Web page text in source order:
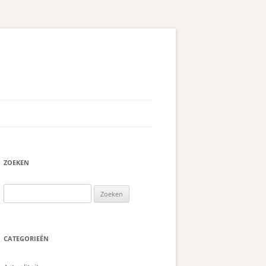
ZOEKEN
naar:
CATEGORIEËN